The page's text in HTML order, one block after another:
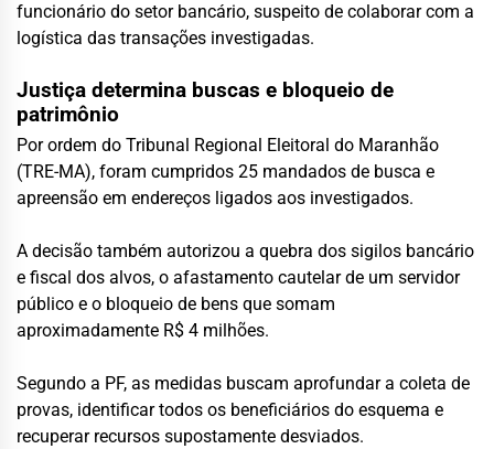
funcionário do setor bancário, suspeito de colaborar com a
logística das transações investigadas.
Justiça determina buscas e bloqueio de
patrimônio
Por ordem do Tribunal Regional Eleitoral do Maranhão
(TRE-MA), foram cumpridos 25 mandados de busca e
apreensão em endereços ligados aos investigados.
A decisão também autorizou a quebra dos sigilos bancário
e fiscal dos alvos, o afastamento cautelar de um servidor
público e o bloqueio de bens que somam
aproximadamente R$ 4 milhões.
Segundo a PF, as medidas buscam aprofundar a coleta de
provas, identificar todos os beneficiários do esquema e
recuperar recursos supostamente desviados.